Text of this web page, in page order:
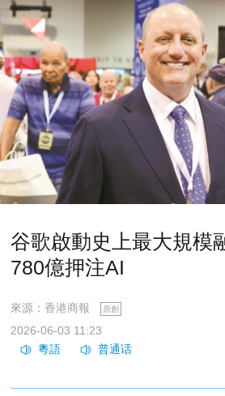
谷歌啟動史上最大規模
780億押注AI
來源：香港商報 原創
2026-06-03 11:23